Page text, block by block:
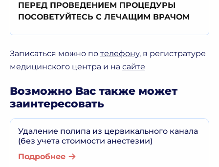
ПЕРЕД ПРОВЕДЕНИЕМ ПРОЦЕДУРЫ
ПОСОВЕТУЙТЕСЬ С ЛЕЧАЩИМ ВРАЧОМ
Записаться можно по телефону, в регистратуре
медицинского центра и на сайте
Возможно Вас также может
заинтересовать
Удаление полипа из цервикального канала
(без учета стоимости анестезии)
Подробнее